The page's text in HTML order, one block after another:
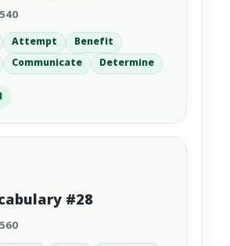
Attempt
Benefit
Communicate Determine
#28